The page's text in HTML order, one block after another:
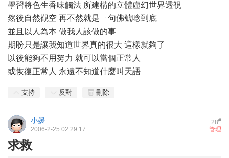
學習將色生香味觸法 所建構的立體虛幻世界透視
然後自然觀空 再不然就是ㄧ句佛號唸到底
並且以人為本 做我人該做的事
期盼只是讓我知道世界真的很大 這樣就夠了
以後能夠不用努力 就可以當個正常人
或恢復正常人 永遠不知道什麼叫天語
支持 反對 刪除
28#
小媛
管理
2006-2-25 02:29:17
求救